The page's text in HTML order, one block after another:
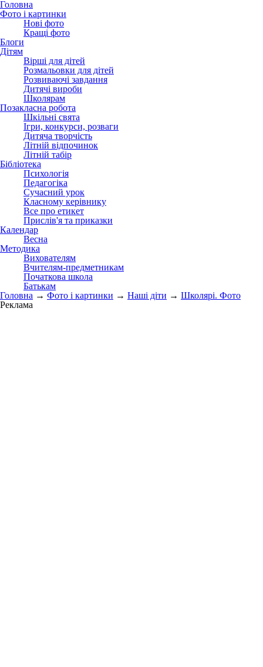
Головна
Фото і картинки
Нові фото
Кращі фото
Блоги
Дітям
Вірші для дітей
Розмальовки для дітей
Розвиваючі завдання
Дитячі вироби
Школярам
Позакласна робота
Шкільні свята
Ігри, конкурси, розваги
Дитяча творчість
Літній відпочинок
Літній табір
Бібліотека
Психологія
Педагогіка
Сучасний урок
Класному керівнику
Все про етикет
Прислів'я та приказки
Календар
Весна
Методика
Вихователям
Вчителям-предметникам
Початкова школа
Батькам
Головна → Фото і картинки → Наші діти → Школярі. Фото
Реклама